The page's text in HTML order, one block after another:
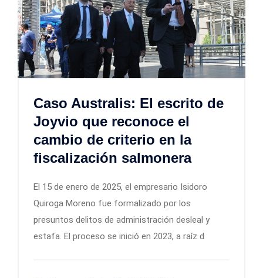
Caso Australis: El escrito de
Joyvio que reconoce el
cambio de criterio en la
fiscalización salmonera
El 15 de enero de 2025, el empresario Isidoro
Quiroga Moreno fue formalizado por los
presuntos delitos de administración desleal y
estafa. El proceso se inició en 2023, a raíz d